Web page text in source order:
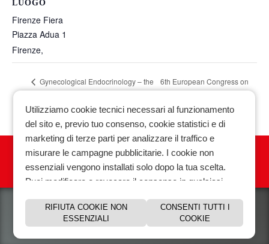
LUOGO
Firenze Fiera
Piazza Adua 1
Firenze,
Gynecological Endocrinology – the
6th European Congress on
Privacy policy|Cookie policy| |
Biomedical Technologies Srl VAT. 01118070927
Utilizziamo cookie tecnici necessari al funzionamento
del sito e, previo tuo consenso, cookie statistici e di
marketing di terze parti per analizzare il traffico e
misurare le campagne pubblicitarie. I cookie non
essenziali vengono installati solo dopo la tua scelta.
Puoi modificare o revocare il consenso in qualsiasi
Scopri di piu e gestisci le preferenze sui cookie.
RIFIUTA COOKIE NON
ESSENZIALI
CONSENTI TUTTI I
COOKIE